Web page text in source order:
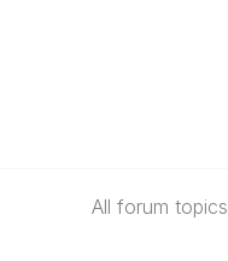
All forum topics